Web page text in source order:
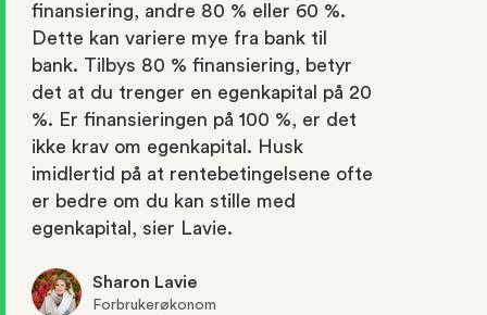
finansiering, andre 80 % eller 60 %.
Dette kan variere mye fra bank til
bank. Tilbys 80 % finansiering, betyr
det at du trenger en egenkapital på 20
%. Er finansieringen på 100 %, er det
ikke krav om egenkapital. Husk
imidlertid på at rentebetingelsene ofte
er bedre om du kan stille med
egenkapital, sier Lavie.
Sharon Lavie
Forbrukerøkonom